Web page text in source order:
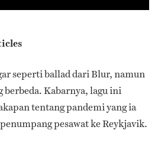
seperti ballad dari Blur, namun
berbeda. Kabarnya, lagu ini
tentang pandemi yang ia
pesawat ke Reykjavik.